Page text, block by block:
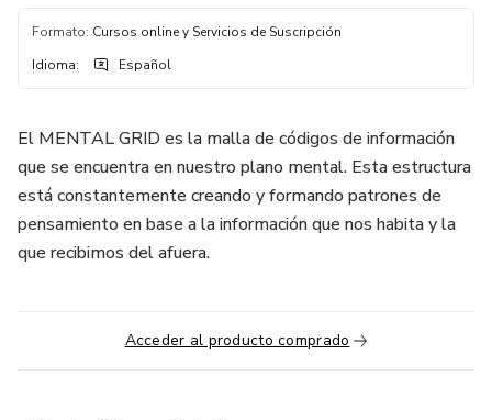
Formato: Cursos online y Servicios de Suscripción
Idioma: Español
El MENTAL GRID es la malla de códigos de información
que se encuentra en nuestro plano mental. Esta estructura
está constantemente creando y formando patrones de
pensamiento en base a la información que nos habita y la
que recibimos del afuera.
Acceder al producto comprado